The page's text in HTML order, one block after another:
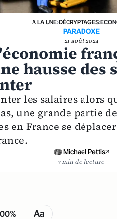
A LA UNE›DÉCRYPTAGES›
PARADOXE
21 août 2024
hausse des
les salaires alors
une grande partie
en France se
Michael Pettis
7 min de lecture
Aa